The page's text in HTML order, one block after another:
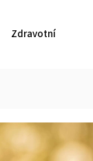
Zdravotní pomůcky